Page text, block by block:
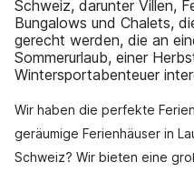
Schweiz, darunter Villen,
Bungalows und Chalets,
gerecht werden, die an
Sommerurlaub, einer
Wintersportabenteuer
Wir haben die perfekte
geräumige Ferienhäuser in
Schweiz? Wir bieten eine